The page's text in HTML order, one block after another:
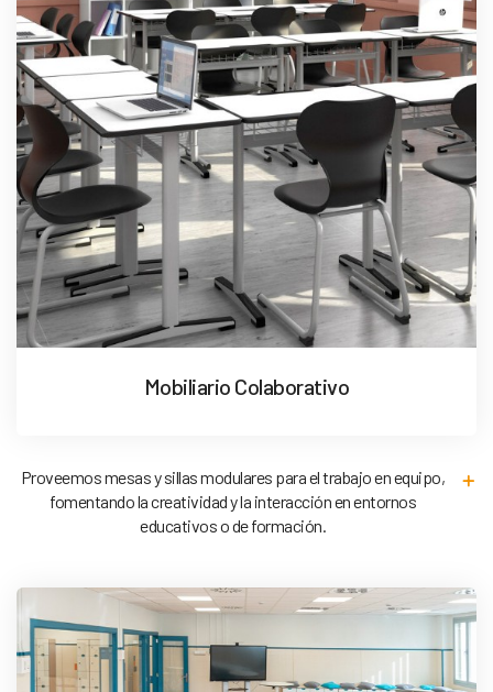
Mobiliario Colaborativo
Proveemos mesas y sillas modulares para el trabajo en equipo,
fomentando la creatividad y la interacción en entornos
educativos o de formación.